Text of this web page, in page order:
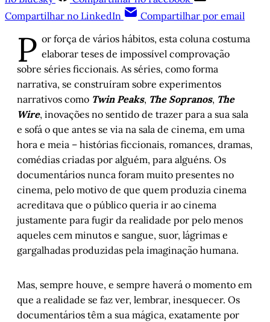
Compartilhar no LinkedIn
Compartilhar por email
P or força de vários hábitos, esta coluna costuma
elaborar teses de impossível comprovação
sobre séries ficcionais. As séries, como forma
narrativa, se construíram sobre experimentos
narrativos como Twin Peaks, The Sopranos, The
Wire, inovações no sentido de trazer para a sua sala
e sofá o que antes se via na sala de cinema, em uma
hora e meia – histórias ficcionais, romances, dramas,
comédias criadas por alguém, para alguéns. Os
documentários nunca foram muito presentes no
cinema, pelo motivo de que quem produzia cinema
acreditava que o público queria ir ao cinema
justamente para fugir da realidade por pelo menos
aqueles cem minutos e sangue, suor, lágrimas e
gargalhadas produzidas pela imaginação humana.
Mas, sempre houve, e sempre haverá o momento em
que a realidade se faz ver, lembrar, inesquecer. Os
documentários têm a sua mágica, exatamente por